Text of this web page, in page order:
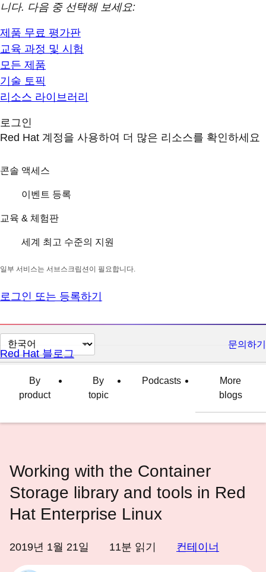
니다. 다음 중 선택해 보세요:
제품 무료 평가판
교육 과정 및 시험
모든 제품
기술 토픽
리소스 라이브러리
로그인
Red Hat 계정을 사용하여 더 많은 리소스를 확인하세요
콘솔 액세스
이벤트 등록
교육 & 체험판
세계 최고 수준의 지원
일부 서비스는 서브스크립션이 필요합니다.
로그인 또는 등록하기
페
이
변
문의하기
Red Hat 블로그
By
product
By
topic
Podcasts
More
blogs
Working with the Container
Storage library and tools in Red
Hat Enterprise Linux
2019년 1월 21일 11분 읽기 컨테이너